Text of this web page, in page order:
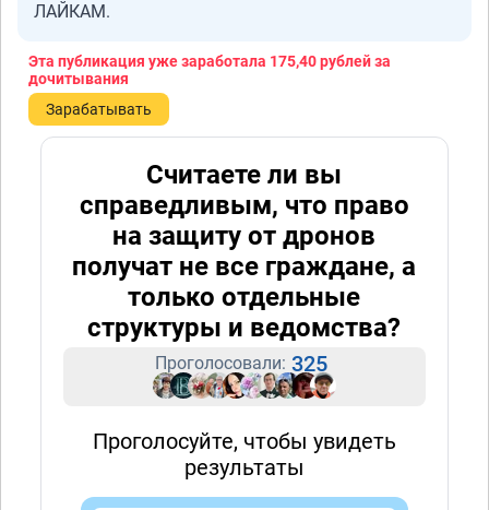
ЛАЙКАМ.
Эта публикация уже заработала 175,40 рублейза
дочитывания
Зарабатывать
Считаете ли вы
справедливым, что право
на защиту от дронов
получат не все граждане, а
только отдельные
структуры и ведомства?
Проголосовали: 325
Проголосуйте, чтобы увидеть
результаты